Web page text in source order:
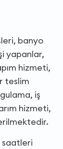
banyo
yapanlar,
hizmeti,
teslim
iş
hizmeti,
saatleri